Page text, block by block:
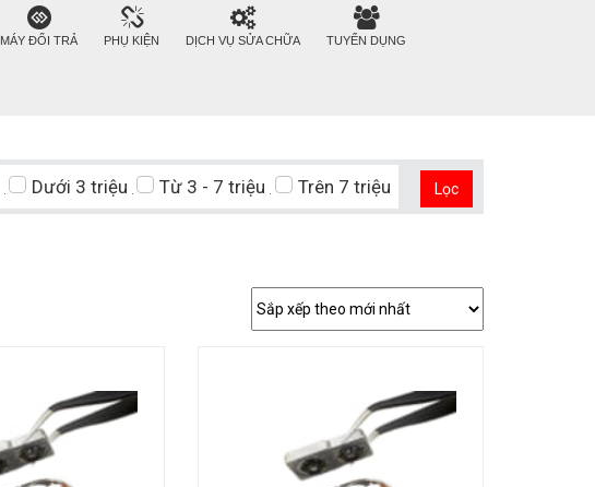
MÁY ĐỔI TRẢ PHỤ KIỆN DỊCH VỤ SỬA CHỮA TUYỂN DỤNG
Dưới 3 triệu Từ 3 - 7 triệu Trên 7 triệu Lọc